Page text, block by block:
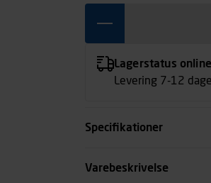
Lagerstatus online
Levering 7-12 dage
Specifikationer
Farve
Varebeskrivelse